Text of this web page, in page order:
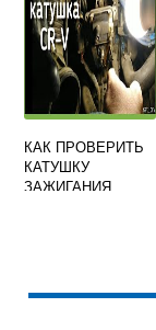
КАК ПРОВЕРИТЬ
КАТУШКУ
ЗАЖИГАНИЯ